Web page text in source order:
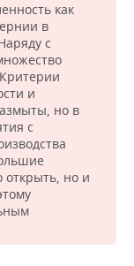
как
в
с
и
но в
с
открыть, но и